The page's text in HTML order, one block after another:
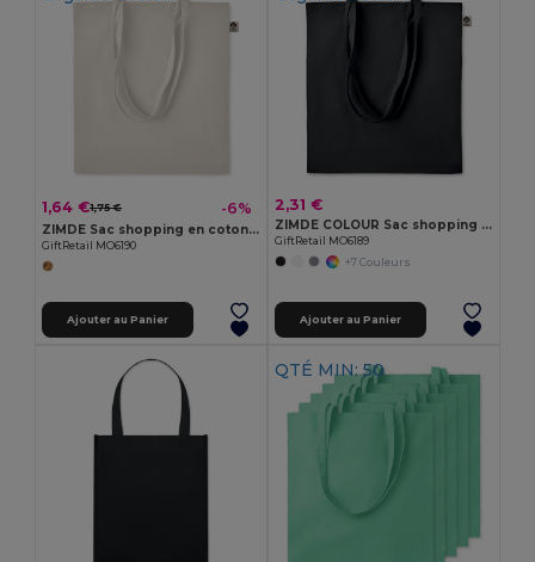
1,64 €1,75 € -6%
ZIMDE Sac shopping en coton organique
GiftRetail MO6190
Ajouter au Panier
2,31 €
ZIMDE COLOUR Sac shopping en coton organique
GiftRetail MO6189
+7 Couleurs
Ajouter au Panier
QTÉ MIN: 50